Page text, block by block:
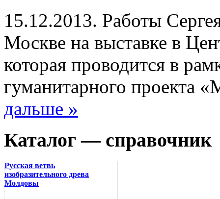
15.12.2013. Работы
Москве на выставке в
которая проводится в
гуманитарного проекта
дальше »
Каталог — справочник
Русская ветвь
изобразительного древа
Молдовы